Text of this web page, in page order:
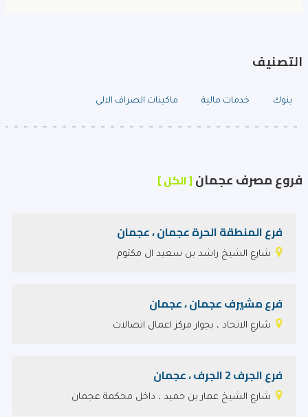
التصنيف
بنوك خدمات مالية ماكينات الصراف الالى
فروع مصرف عجمان[ الكل ]
فرع المنطقة الحرة عجمان ، عجمان
شارع الشيخ راشد بن سعيد ال مكتوم
فرع مشيرف عجمان ، عجمان
شارع الاتحاد ، بجوار مركز اعمال اتصالات
فرع الجرف 2 الجرف ، عجمان
شارع الشيخ عمار بن حميد ، داخل محكمة عجمان